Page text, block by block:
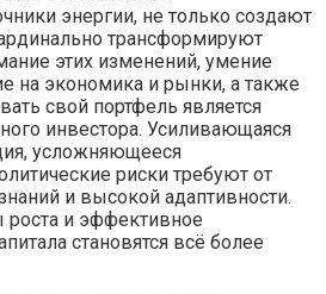
энергии, не только создают
трансформируют
этих изменений, умение
на экономика и рынки, а также
свой портфель является
инвестора. Усиливающаяся
усложняющееся
риски требуют от
и высокой адаптивности.
и эффективное
становятся всё более